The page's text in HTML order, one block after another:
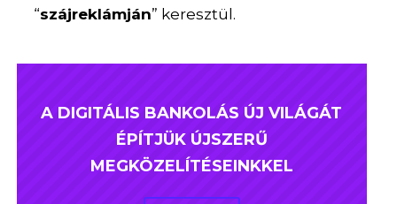
“szájreklámján” keresztül.
A DIGITÁLIS BANKOLÁS ÚJ VILÁGÁT
ÉPÍTJÜK ÚJSZERŰ
MEGKÖZELÍTÉSEINKKEL